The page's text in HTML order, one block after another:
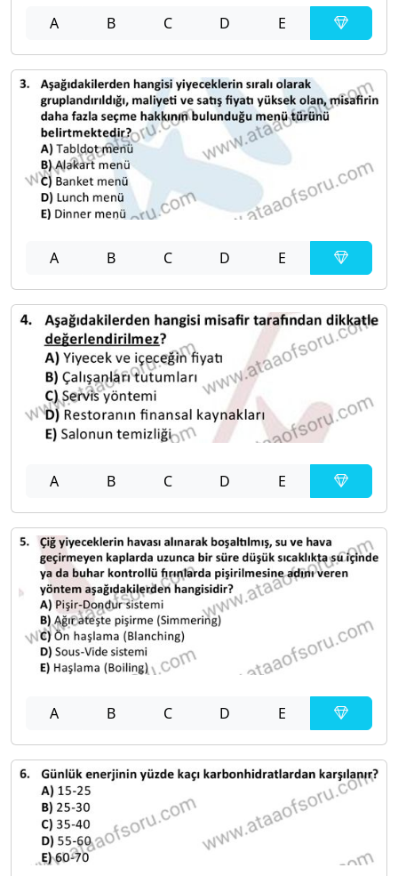
A B C D E
A B C D E
A B C D E
A B C D E